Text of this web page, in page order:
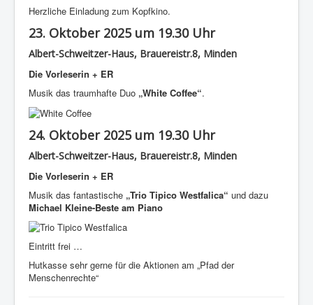
Herzliche Einladung zum Kopfkino.
23. Oktober 2025 um 19.30 Uhr
Albert-Schweitzer-Haus, Brauereistr.8, Minden
Die Vorleserin + ER
Musik das traumhafte Duo „White Coffee“.
24. Oktober 2025 um 19.30 Uhr
Albert-Schweitzer-Haus, Brauereistr.8, Minden
Die Vorleserin + ER
Musik das fantastische „Trio Tipico Westfalica“ und dazu
Michael Kleine-Beste am Piano
Eintritt frei …
Hutkasse sehr gerne für die Aktionen am „Pfad der
Menschenrechte“